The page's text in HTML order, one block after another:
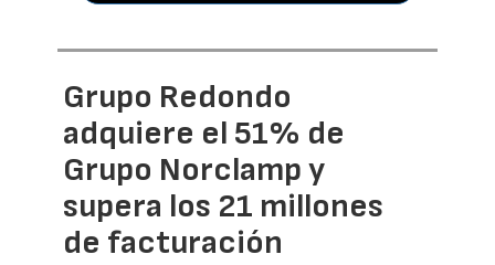
Grupo Redondo
adquiere el 51% de
Grupo Norclamp y
supera los 21 millones
de facturación